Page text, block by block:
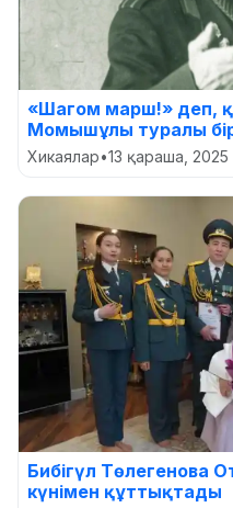
«Шагом марш!» деп,
Момышұлы туралы
Хикаялар•13 қараша, 2025
Бибігүл Төлегенова
күнімен құттықтады